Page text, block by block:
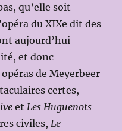
qu’elle soit
du XIXe dit des
aujourd’hui
et donc
de Meyerbeer
certes,
et Les Huguenots
civiles, Le